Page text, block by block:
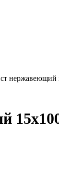
нержавеющий